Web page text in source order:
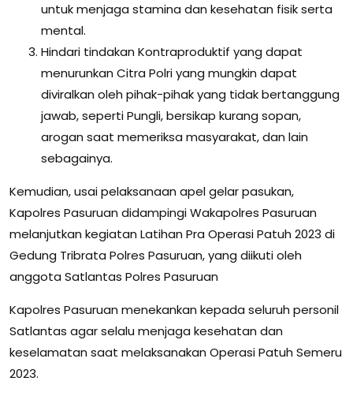
untuk menjaga stamina dan kesehatan fisik serta
mental.
Hindari tindakan Kontraproduktif yang dapat
menurunkan Citra Polri yang mungkin dapat
diviralkan oleh pihak-pihak yang tidak bertanggung
jawab, seperti Pungli, bersikap kurang sopan,
arogan saat memeriksa masyarakat, dan lain
sebagainya.
Kemudian, usai pelaksanaan apel gelar pasukan,
Kapolres Pasuruan didampingi Wakapolres Pasuruan
melanjutkan kegiatan Latihan Pra Operasi Patuh 2023 di
Gedung Tribrata Polres Pasuruan, yang diikuti oleh
anggota Satlantas Polres Pasuruan
Kapolres Pasuruan menekankan kepada seluruh personil
Satlantas agar selalu menjaga kesehatan dan
keselamatan saat melaksanakan Operasi Patuh Semeru
2023.